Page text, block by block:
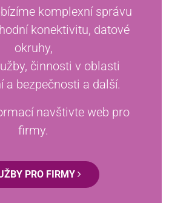
komplexní správu
konektivitu, datové
okruhy,
činnosti v oblasti
a bezpečnosti a další.
navštivte web pro
firmy.
PRO FIRMY